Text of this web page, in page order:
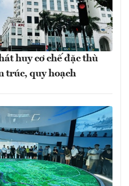
huy cơ chế đặc thù
trúc, quy hoạch